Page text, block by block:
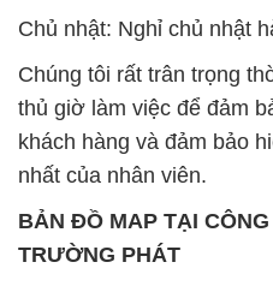
Chủ nhật: Nghỉ chủ nhật
Chúng tôi rất trân trọng
thủ giờ làm việc để đảm
khách hàng và đảm bảo
nhất của nhân viên.
BẢN ĐỒ MAP TẠI
TRƯỜNG PHÁT